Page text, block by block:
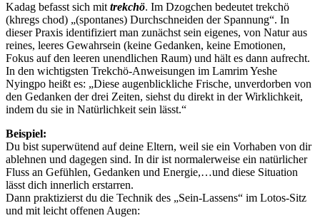
Kadag befasst sich mit trekchö. Im Dzogchen bedeutet trekchö
(khregs chod) „(spontanes) Durchschneiden der Spannung“. In
dieser Praxis identifiziert man zunächst sein eigenes, von Natur aus
reines, leeres Gewahrsein (keine Gedanken, keine Emotionen,
Fokus auf den leeren unendlichen Raum) und hält es dann aufrecht.
In den wichtigsten Trekchö-Anweisungen im Lamrim Yeshe
Nyingpo heißt es: „Diese augenblickliche Frische, unverdorben von
den Gedanken der drei Zeiten, siehst du direkt in der Wirklichkeit,
indem du sie in Natürlichkeit sein lässt.“
Beispiel:
Du bist superwütend auf deine Eltern, weil sie ein Vorhaben von dir
ablehnen und dagegen sind. In dir ist normalerweise ein natürlicher
Fluss an Gefühlen, Gedanken und Energie,…und diese Situation
lässt dich innerlich erstarren.
Dann praktizierst du die Technik des „Sein-Lassens“ im Lotos-Sitz
und mit leicht offenen Augen: